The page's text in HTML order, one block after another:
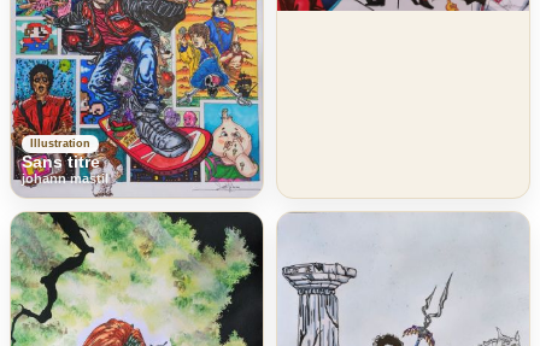
Illustration
Sans titre
johann mastil